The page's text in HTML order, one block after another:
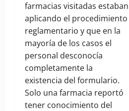
farmacias visitadas estaban
aplicando el procedimiento
reglamentario y que en la
mayoría de los casos el
personal desconocía
completamente la
existencia del formulario.
Solo una farmacia reportó
tener conocimiento del